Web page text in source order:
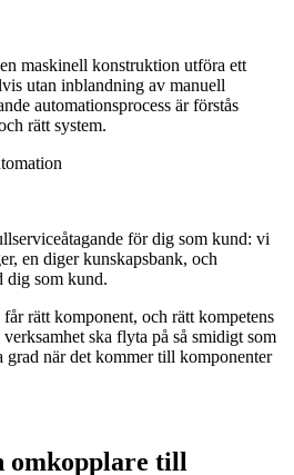
maskinell konstruktion utföra ett
utan inblandning av manuell
automationsprocess är förstås
rätt system.
för dig som kund: vi
en diger kunskapsbank, och
dig som kund.
rätt komponent, och rätt kompetens
ska flyta på så smidigt som
när det kommer till komponenter
omkopplare till